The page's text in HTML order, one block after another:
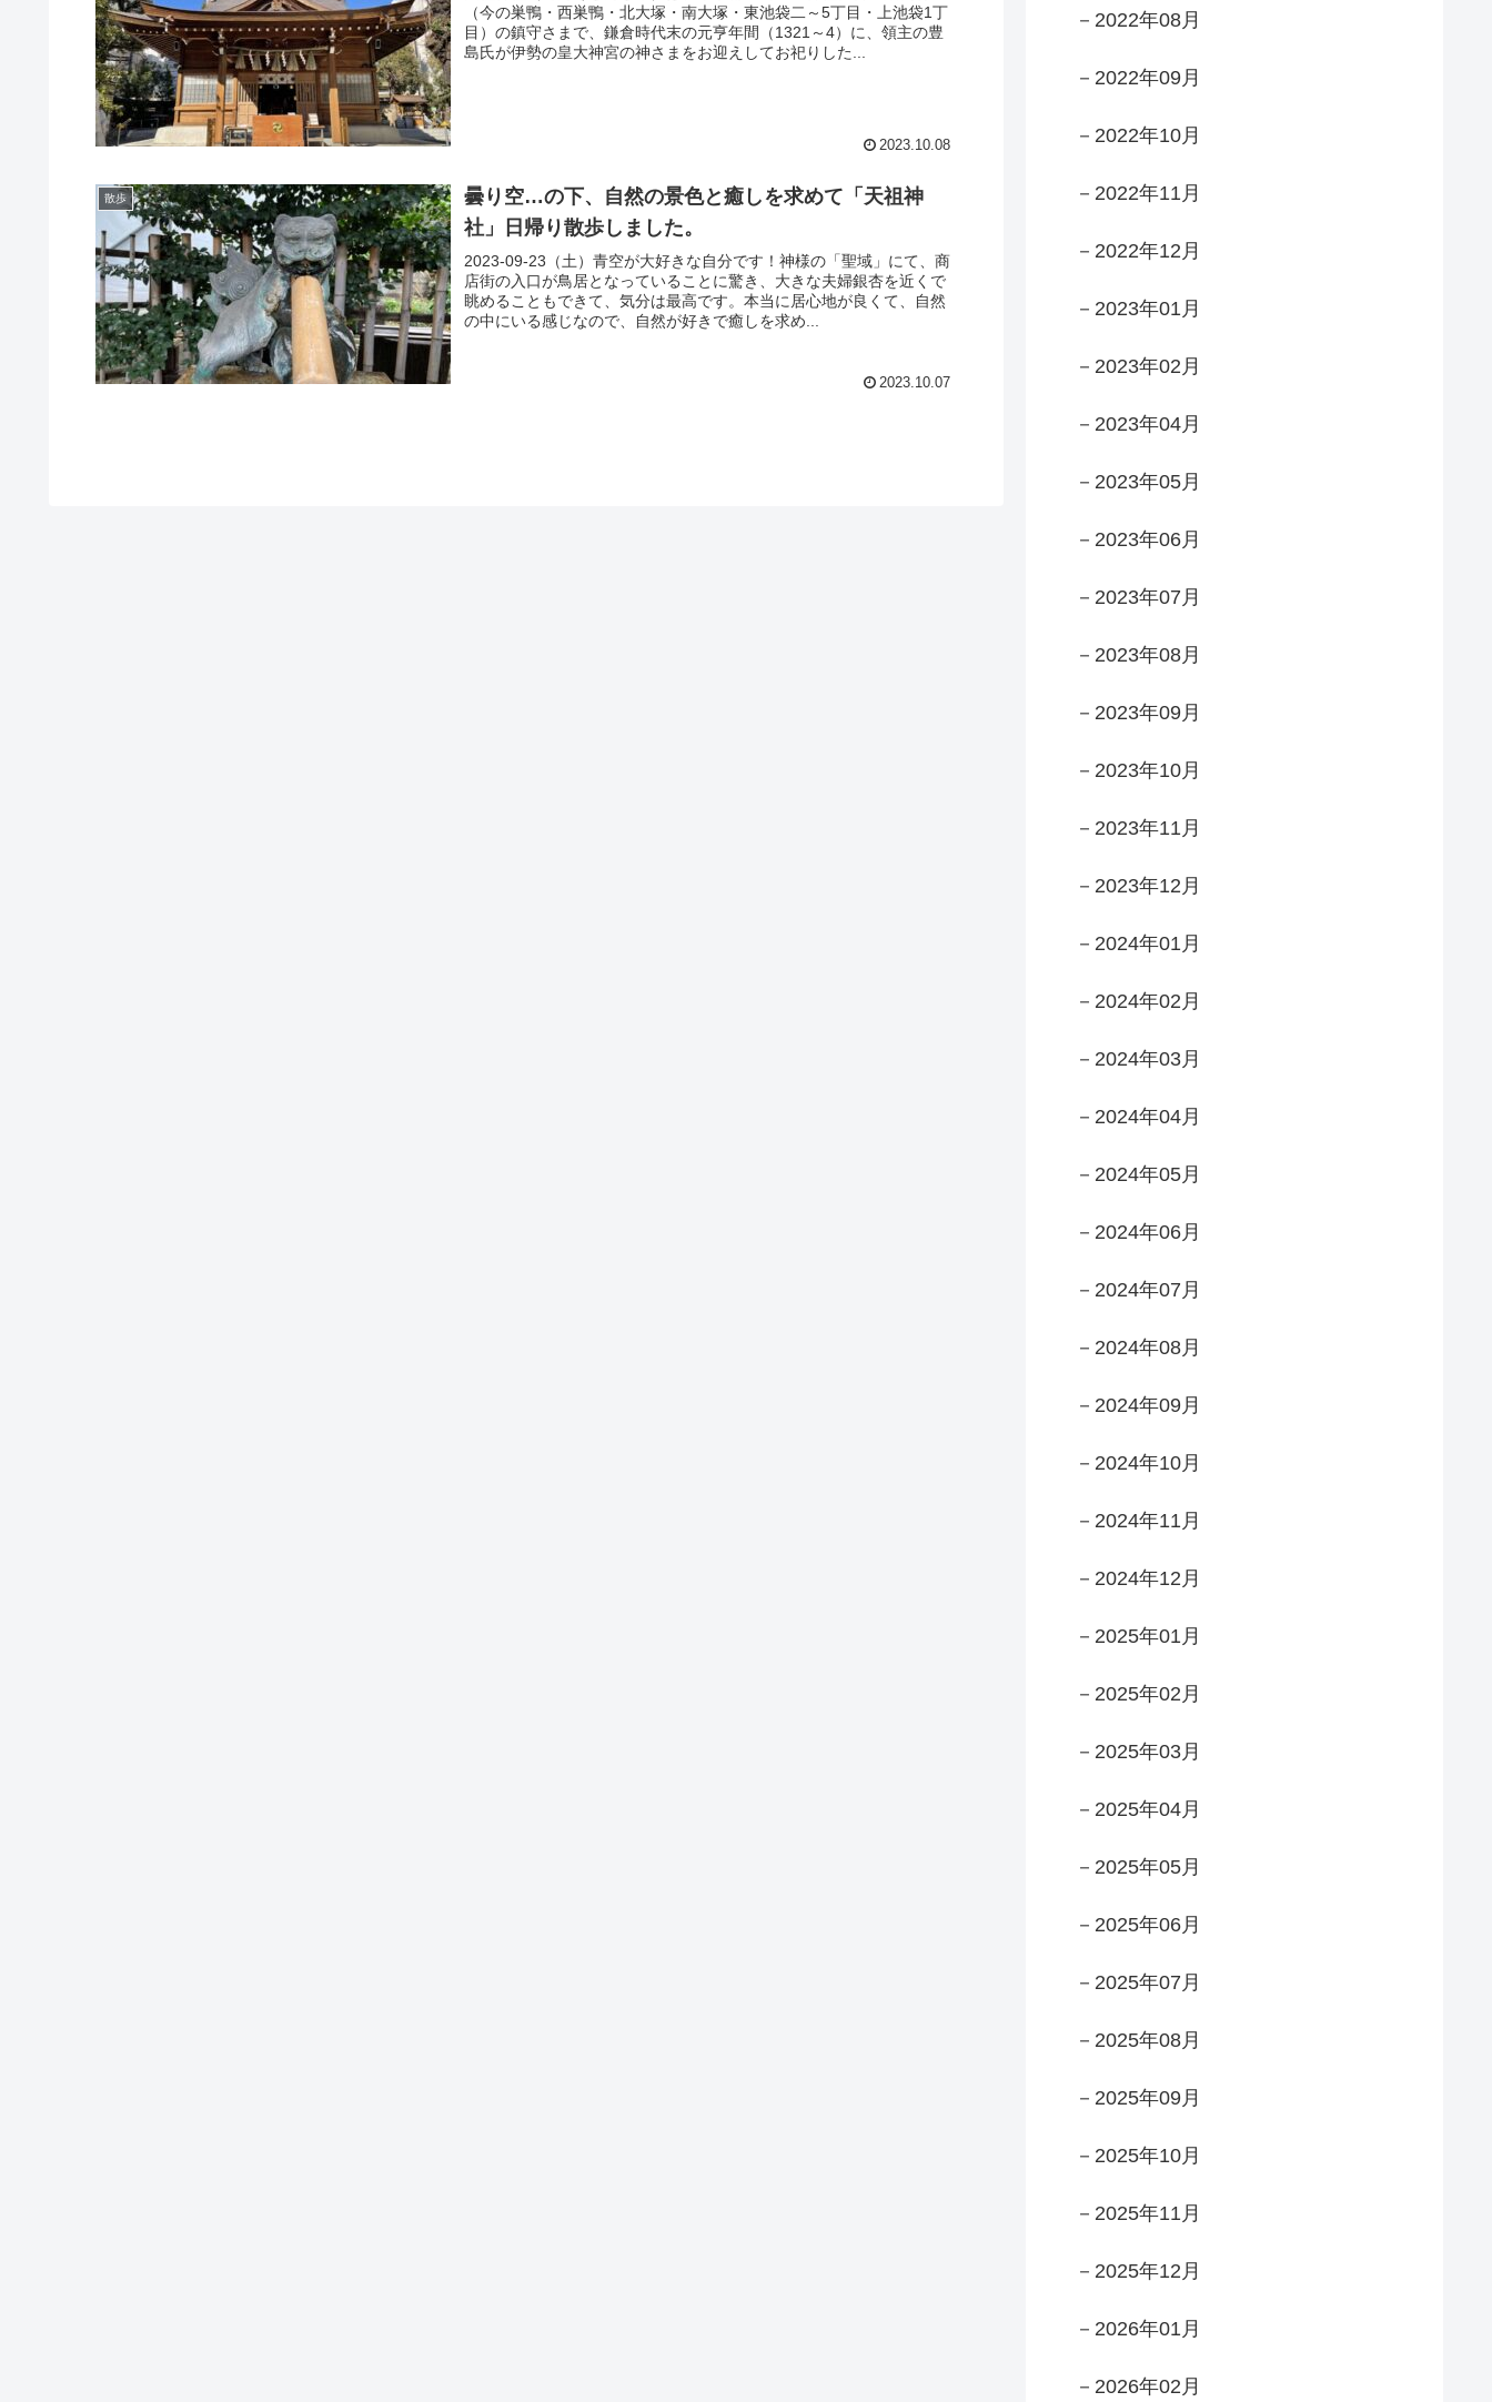
（今の巣鴨・西巣鴨・北大塚・南大塚・東池袋二～5丁目・上池袋1丁
目）の鎮守さまで、鎌倉時代末の元亨年間（1321～4）に、領主の豊
島氏が伊勢の皇大神宮の神さまをお迎えしてお祀りした...
2023.10.08
散歩
曇り空…の下、自然の景色と癒しを求めて「天祖神
社」日帰り散歩しました。
2023-09-23（土）青空が大好きな自分です！神様の「聖域」にて、商
店街の入口が鳥居となっていることに驚き、大きな夫婦銀杏を近くで
眺めることもできて、気分は最高です。本当に居心地が良くて、自然
の中にいる感じなので、自然が好きで癒しを求め...
2023.10.07
－2022年08月
－2022年09月
－2022年10月
－2022年11月
－2022年12月
－2023年01月
－2023年02月
－2023年04月
－2023年05月
－2023年06月
－2023年07月
－2023年08月
－2023年09月
－2023年10月
－2023年11月
－2023年12月
－2024年01月
－2024年02月
－2024年03月
－2024年04月
－2024年05月
－2024年06月
－2024年07月
－2024年08月
－2024年09月
－2024年10月
－2024年11月
－2024年12月
－2025年01月
－2025年02月
－2025年03月
－2025年04月
－2025年05月
－2025年06月
－2025年07月
－2025年08月
－2025年09月
－2025年10月
－2025年11月
－2025年12月
－2026年01月
－2026年02月